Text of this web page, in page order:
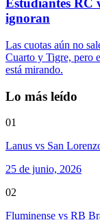
Estudiantes RC
ignoran
Las cuotas aún no
Cuarto y Tigre, pero
está mirando.
Lo más leído
01
Lanus vs San
25 de junio, 2026
02
Fluminense vs RB